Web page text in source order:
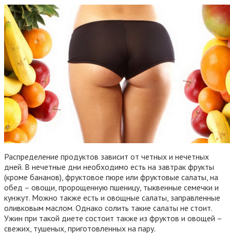
Распределение продуктов зависит от четных и нечетных
дней. В нечетные дни необходимо есть на завтрак фрукты
(кроме бананов), фруктовое пюре или фруктовые салаты, на
обед – овощи, пророщенную пшеницу, тыквенные семечки и
кунжут. Можно также есть и овощные салаты, заправленные
оливковым маслом. Однако солить такие салаты не стоит.
Ужин при такой диете состоит также из фруктов и овощей –
свежих, тушеных, приготовленных на пару.